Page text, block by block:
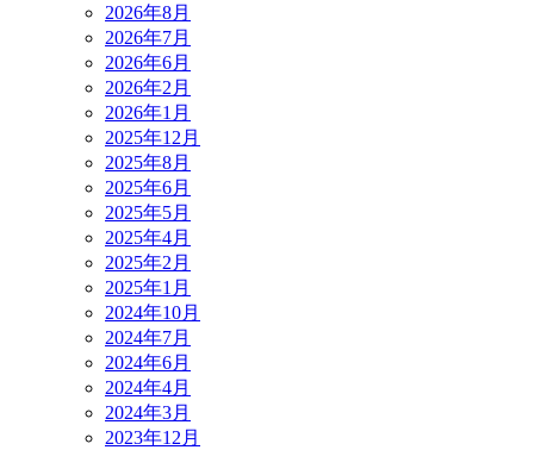
2026年8月
2026年7月
2026年6月
2026年2月
2026年1月
2025年12月
2025年8月
2025年6月
2025年5月
2025年4月
2025年2月
2025年1月
2024年10月
2024年7月
2024年6月
2024年4月
2024年3月
2023年12月